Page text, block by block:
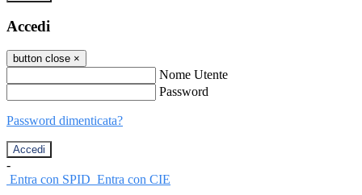
Accedi
button close ×
Nome Utente
Password
Password dimenticata?
-
Entra con SPID Entra con CIE